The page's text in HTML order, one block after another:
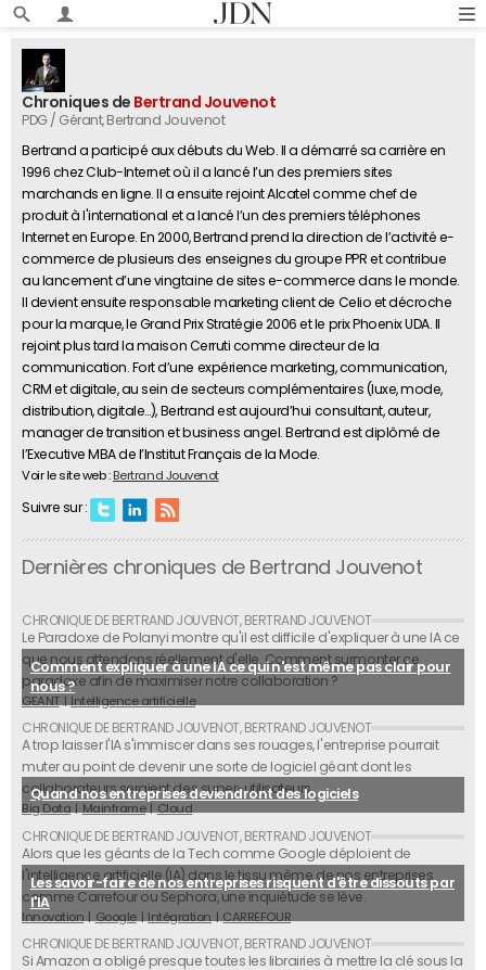
Chroniques de Bertrand Jouvenot
PDG / Gérant, Bertrand Jouvenot
Bertrand a participé aux débuts du Web. Il a démarré sa carrière en
1996 chez Club-Internet où il a lancé l’un des premiers sites
marchands en ligne. Il a ensuite rejoint Alcatel comme chef de
produit à l'international et a lancé l’un des premiers téléphones
Internet en Europe. En 2000, Bertrand prend la direction de l’activité e-
commerce de plusieurs des enseignes du groupe PPR et contribue
au lancement d’une vingtaine de sites e-commerce dans le monde.
Il devient ensuite responsable marketing client de Celio et décroche
pour la marque, le Grand Prix Stratégie 2006 et le prix Phoenix UDA. Il
rejoint plus tard la maison Cerruti comme directeur de la
communication. Fort d’une expérience marketing, communication,
CRM et digitale, au sein de secteurs complémentaires (luxe, mode,
distribution, digitale…), Bertrand est aujourd’hui consultant, auteur,
manager de transition et business angel. Bertrand est diplômé de
l’Executive MBA de l’Institut Français de la Mode.
Voir le site web :Bertrand Jouvenot
Suivre sur :
Dernières chroniques de Bertrand Jouvenot
Comment expliquer à une IA ce qui n'est même pas clair pour
nous ?
Le Paradoxe de Polanyi montre qu'il est difficile d'expliquer à une IA ce
que nous attendons réellement d'elle. Comment surmonter ce
paradoxe afin de maximiser notre collaboration ?
GEANT
Intelligence artificielle
Quand nos entreprises deviendront des logiciels
A trop laisser l'IA s'immiscer dans ses rouages, l'entreprise pourrait
muter au point de devenir une sorte de logiciel géant dont les
collaborateurs seraient des super-utilisateurs.
Big Data
Mainframe Cloud
Les savoir-faire de nos entreprises risquent d'être dissouts par
l'IA
Alors que les géants de la Tech comme Google déploient de
l'intelligence artificielle (IA) dans le tissu même de nos entreprises
comme Carrefour ou Sephora, une inquiétude se lève.
Innovation
Google Intégration CARREFOUR
Si Amazon a obligé presque toutes les librairies à mettre la clé sous la